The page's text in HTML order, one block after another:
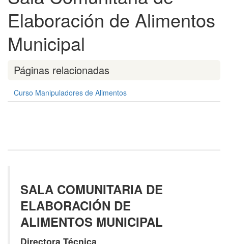
Elaboración de Alimentos
Municipal
Páginas relacionadas
Curso Manipuladores de Alimentos
SALA COMUNITARIA DE
ELABORACIÓN DE
ALIMENTOS MUNICIPAL
Directora Técnica